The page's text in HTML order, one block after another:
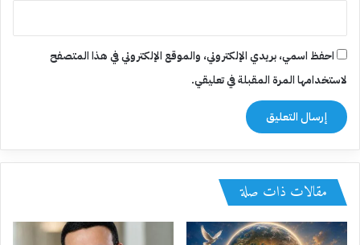
احفظ اسمي، بريدي الإلكتروني، والموقع الإلكتروني في هذا المتصفح
لاستخدامها المرة المقبلة في تعليقي.
مقالات ذات صلة